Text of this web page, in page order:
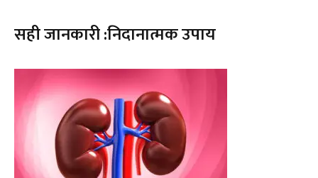
सही जानकारी :निदानात्मक उपाय